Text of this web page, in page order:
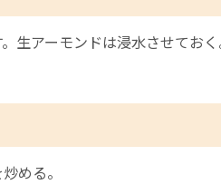
生アーモンドは浸水させてお
める。